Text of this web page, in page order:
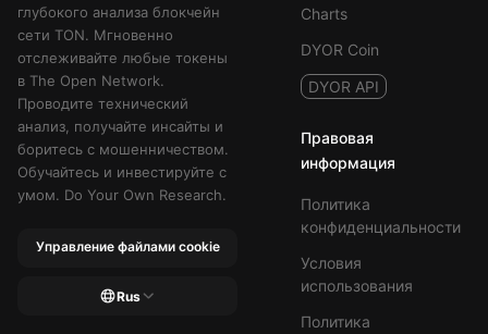
глубокого анализа блокчейн
сети TON. Мгновенно
отслеживайте любые токены
в The Open Network.
Проводите технический
анализ, получайте инсайты и
боритесь с мошенничеством.
Обучайтесь и инвестируйте с
умом. Do Your Own Research.
Управление файлами cookie
Rus
Charts
DYOR Coin
DYOR API
Правовая
информация
Политика
конфиденциальности
Условия
использования
Политика